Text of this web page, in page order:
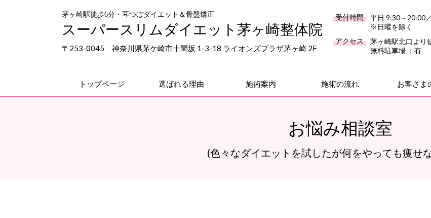
茅ヶ崎駅徒歩6分・耳つぼダイエット＆骨盤矯正
スーパースリムダイエット茅ヶ崎整体院
〒253-0045 神奈川県茅ケ崎市十間坂 1-3-18 ライオンズプラザ茅ヶ崎 2F
受付時間
平日 9:30～20:00
※日曜を除く
アクセス
茅ヶ崎駅北口より
無料駐車場 ：有
トップページ 選ばれる理由 施術案内 施術の流れ お客さま
お悩み相談室
(色々なダイエットを試したが何をやっても痩せな